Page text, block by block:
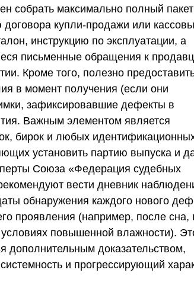
собрать максимально полный пакет
договора купли-продажи или
инструкцию по эксплуатации, а
письменные обращения к
Кроме того, полезно
в момент получения (если они
зафиксировавшие дефекты в
Важным элементом является
бирок и любых
установить партию выпуска и
Союза «Федерация судебных
вести дневник
обнаружения каждого нового
проявления (например, после сна,
повышенной влажности).
дополнительным доказательством,
и прогрессирующий